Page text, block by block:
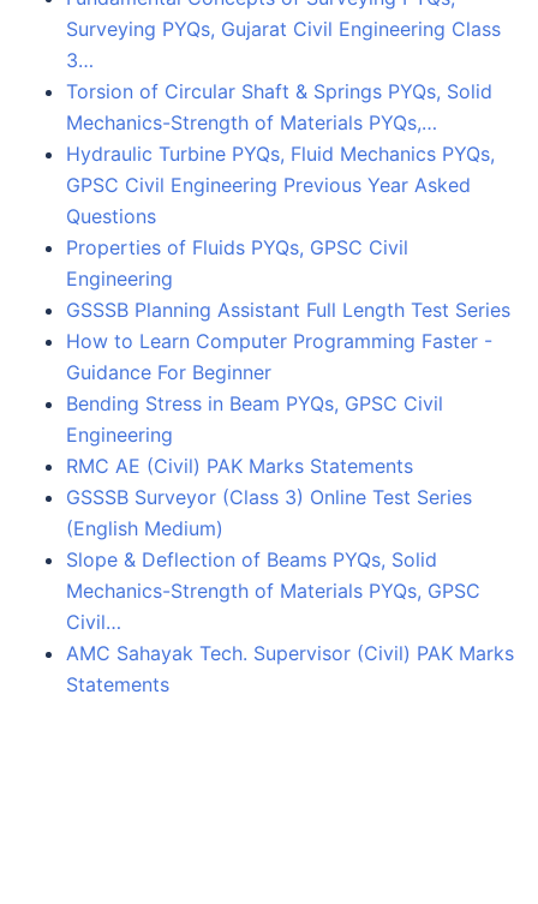
Surveying PYQs, Gujarat Civil Engineering Class
3…
Torsion of Circular Shaft & Springs PYQs, Solid
Mechanics-Strength of Materials PYQs,…
Hydraulic Turbine PYQs, Fluid Mechanics PYQs,
GPSC Civil Engineering Previous Year Asked
Questions
Properties of Fluids PYQs, GPSC Civil
Engineering
GSSSB Planning Assistant Full Length Test Series
How to Learn Computer Programming Faster -
Guidance For Beginner
Bending Stress in Beam PYQs, GPSC Civil
Engineering
RMC AE (Civil) PAK Marks Statements
GSSSB Surveyor (Class 3) Online Test Series
(English Medium)
Slope & Deflection of Beams PYQs, Solid
Mechanics-Strength of Materials PYQs, GPSC
Civil…
AMC Sahayak Tech. Supervisor (Civil) PAK Marks
Statements